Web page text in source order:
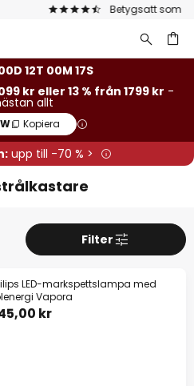
som 'Bra' på Trustpilot
12T 00M 15S
kr eller 13 % från 1799 kr -
allt
Kopiera
upp till -70 % >
Filter
LED-markspettslampa med
Vapora
kr
från 1799 kr
från 1099 kr
allt*
Kopiera
varumärken